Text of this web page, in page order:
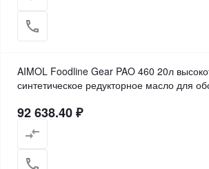
AIMOL Foodline Gear PAO 460 20л
синтетическое редукторное масло для
92 638.40 ₽